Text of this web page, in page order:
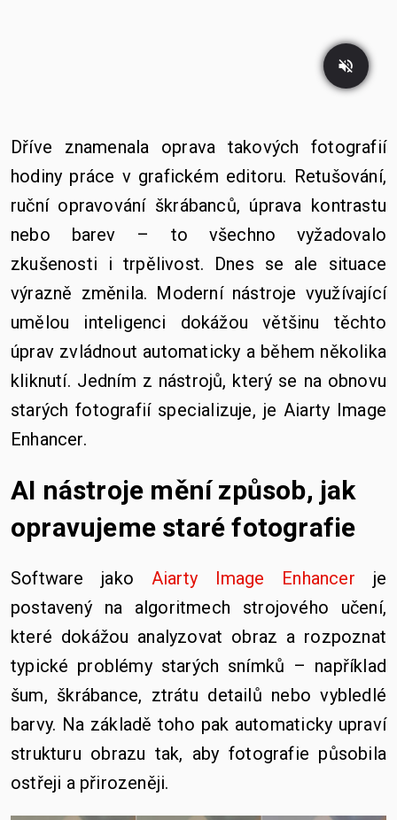
Dříve znamenala oprava takových fotografií
hodiny práce v grafickém editoru. Retušování,
ruční opravování škrábanců, úprava kontrastu
nebo barev – to všechno vyžadovalo
zkušenosti i trpělivost. Dnes se ale situace
výrazně změnila. Moderní nástroje využívající
umělou inteligenci dokážou většinu těchto
úprav zvládnout automaticky a během několika
kliknutí. Jedním z nástrojů, který se na obnovu
starých fotografií specializuje, je Aiarty Image
Enhancer.
AI nástroje mění způsob, jak
opravujeme staré fotografie
Software jako Aiarty Image Enhancer je
postavený na algoritmech strojového učení,
které dokážou analyzovat obraz a rozpoznat
typické problémy starých snímků – například
šum, škrábance, ztrátu detailů nebo vybledlé
barvy. Na základě toho pak automaticky upraví
strukturu obrazu tak, aby fotografie působila
ostřeji a přirozeněji.